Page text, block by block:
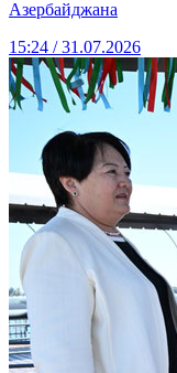
Азербайджана
15:24 / 31.07.2026